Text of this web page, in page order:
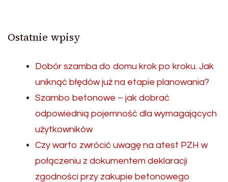
Ostatnie wpisy
Dobór szamba do domu krok po kroku. Jak
uniknąć błędów już na etapie planowania?
Szambo betonowe – jak dobrać
odpowiednią pojemność dla wymagających
użytkowników
Czy warto zwrócić uwagę na atest PZH w
połączeniu z dokumentem deklaracji
zgodności przy zakupie betonowego